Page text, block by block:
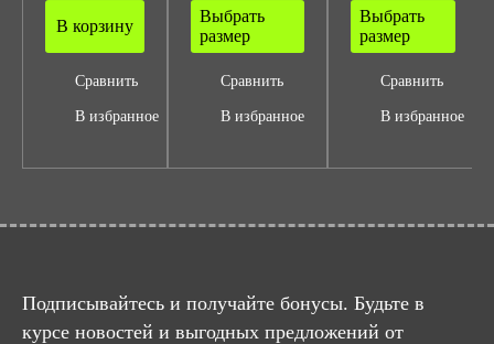
В корзину
Сравнить
В избранное
Выбрать
размер
Сравнить
В избранное
Выбрать
размер
Сравнить
В избранное
Подписывайтесь и получайте бонусы. Будьте в
курсе новостей и выгодных предложений от